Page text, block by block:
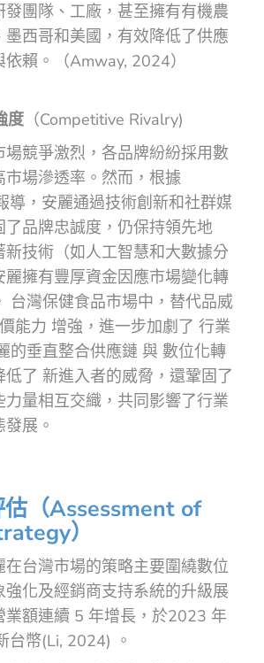
發團隊、工廠，甚至擁有有機農
西哥和美國，有效降低了供應
賴。（Amway, 2024）
度 （Competitive Rivalry)
場競爭激烈，各品牌紛紛採用數
市場滲透率。然而，根據
導，安麗通過技術創新和社群媒
了品牌忠誠度，仍保持領先地
新技術（如人工智慧和大數據分
麗擁有豐厚資金因應市場變化轉
台灣保健食品市場中，替代品威
能力 增強，進一步加劇了 行業
的垂直整合供應鏈 與 數位化轉
低了 新進入者的威脅，還鞏固了
力量相互交織，共同影響了行業
展。
（Assessment of
）
台灣市場的策略主要圍繞數位
化及經銷商支持系統的升級展
業額連續 5 年增長，於2023 年
台幣(Li, 2024) 。